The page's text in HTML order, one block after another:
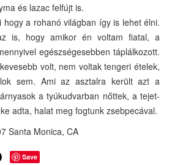
és lazac felfújt is.
hogy a rohanó világban így is lehet élni.
is, hogy amikor én voltam fiatal, a
egészségesebben táplálkozott.
volt, nem voltak tengeri ételek,
sem. Ami az asztalra került azt a
a tyúkudvarban nőttek, a tejet-
adta, halat meg fogtunk zsebpecával.
Santa Monica, CA
Save